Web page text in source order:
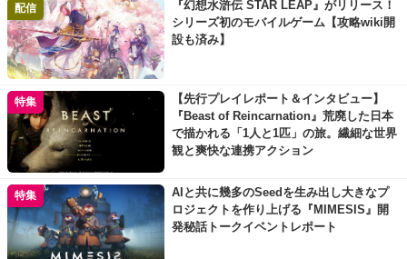
配信
『幻想水滸伝 STAR LEAP』がリリース！
シリーズ初のモバイルゲーム【攻略wiki開
設も済み】
特集
【先行プレイレポート＆インタビュー】
『Beast of Reincarnation』荒廃した日本
で描かれる「1人と1匹」の旅。繊細な世界
観と爽快な連携アクション
特集
AIと共に幾多のSeedを生み出し大きなプ
ロジェクトを作り上げる『MIMESIS』開
発秘話トークイベントレポート